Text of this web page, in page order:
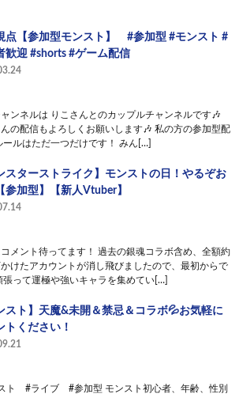
点【参加型モンスト】 #参加型 #モンスト #
歓迎 #shorts #ゲーム配信
ャンネルは りこさんとのカップルチャンネルです🎶
んの配信もよろしくお願いします🎶 私の方の参加型配
ールはただ一つだけです！ みん[…]
スターストライク】モンストの日！やるぞお
参加型】【新人Vtuber】
メント待ってます！ 過去の銀魂コラボ含め、全額約
かけたアカウントが消し飛びましたので、最初からで
張って運極や強いキャラを集めてい[…]
スト】天魔&未開＆禁忌＆コラボ💦お気軽に
トください！
ト #ライブ #参加型 モンスト初心者、年齢、性別